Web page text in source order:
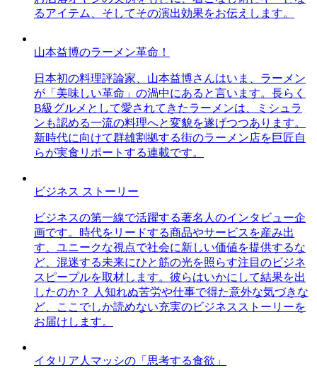
るアイテム、そしてその演出効果をお伝えします。
山本益博のラーメン革命！
日本初の料理評論家、山本益博さんはいま、ラーメン
が「美味しい革命」の渦中にあると言います。長らく
B級グルメとして愛されてきたラーメンは、ミシュラ
ンも認める一流の料理へと変貌を遂げつつあります。
新時代に向けて群雄割拠する街のラーメン店を巨匠自
らが実食リポートする連載です。
ビジネス ストーリー
ビジネスの第一線で活躍する著名人のインタビュー企
画です。時代をリードする商品やサービスを産み出
す、ユニークな視点で社会に新しい価値を提供するな
ど、混迷する未来にひと筋の光を照らす注目のビジネ
スピープルを取材します。彼らはいかにして結果を出
したのか？ 人知れぬ苦労や仕事で得た意外な気づきな
ど、ここでしか読めない充実のビジネスストーリーを
お届けします。
イタリア人マッシの「思考する食欲」